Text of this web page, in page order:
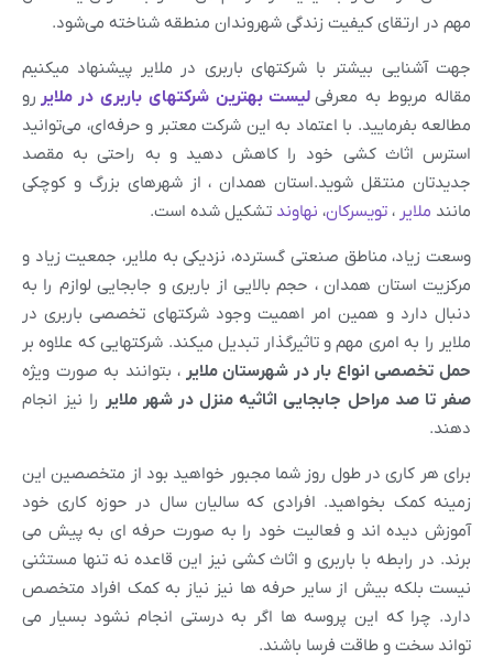
مهم در ارتقای کیفیت زندگی شهروندان منطقه شناخته می‌شود.
جهت آشنایی بیشتر با شرکتهای باربری در ملایر پیشنهاد میکنیم
مقاله مربوط به معرفی لیست بهترین شرکتهای باربری در ملایر رو
مطالعه بفرمایید. با اعتماد به این شرکت معتبر و حرفه‌ای، می‌توانید
استرس اثاث کشی خود را کاهش دهید و به راحتی به مقصد
جدیدتان منتقل شوید.استان همدان ، از شهرهای بزرگ و کوچکی
مانند ملایر ، تویسرکان، نهاوند تشکیل شده است.
وسعت زیاد، مناطق صنعتی گسترده، نزدیکی به ملایر، جمعیت زیاد و
مرکزیت استان همدان ، حجم بالایی از باربری و جابجایی لوازم را به
دنبال دارد و همین امر اهمیت وجود شرکتهای تخصصی باربری در
ملایر را به امری مهم و تاثیرگذار تبدیل میکند. شرکتهایی که علاوه بر
حمل تخصصی انواع بار در شهرستان ملایر ، بتوانند به صورت ویژه
صفر تا صد مراحل جابجایی اثاثیه منزل در شهر ملایر را نیز انجام
دهند.
برای هر کاری در طول روز شما مجبور خواهید بود از متخصصین این
زمینه کمک بخواهید. افرادی که سالیان سال در حوزه کاری خود
آموزش دیده اند و فعالیت خود را به صورت حرفه ای به پیش می
برند. در رابطه با باربری و اثاث کشی نیز این قاعده نه تنها مستثنی
نیست بلکه بیش از سایر حرفه ها نیز نیاز به کمک افراد متخصص
دارد. چرا که این پروسه ها اگر به درستی انجام نشود بسیار می
تواند سخت و طاقت فرسا باشند.